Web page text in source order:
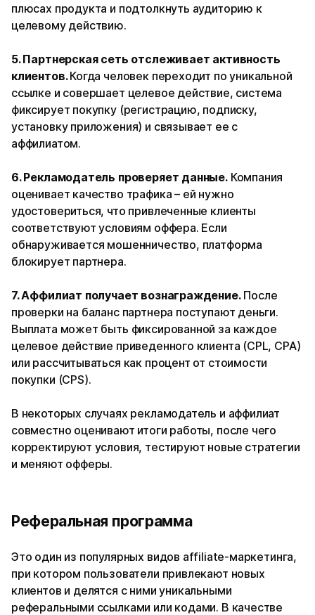
плюсах продукта и подтолкнуть аудиторию к
целевому действию.
5. Партнерская сеть отслеживает активность
клиентов.Когда человек переходит по уникальной
ссылке и совершает целевое действие, система
фиксирует покупку (регистрацию, подписку,
установку приложения) и связывает ее с
аффилиатом.
6. Рекламодатель проверяет данные.Компания
оценивает качество трафика – ей нужно
удостовериться, что привлеченные клиенты
соответствуют условиям оффера. Если
обнаруживается мошенничество, платформа
блокирует партнера.
7. Аффилиат получает вознаграждение.После
проверки на баланс партнера поступают деньги.
Выплата может быть фиксированной за каждое
целевое действие приведенного клиента (CPL, CPA)
или рассчитываться как процент от стоимости
покупки (CPS).
В некоторых случаях рекламодатель и аффилиат
совместно оценивают итоги работы, после чего
корректируют условия, тестируют новые стратегии
и меняют офферы.
Реферальная программа
Это один из популярных видов affiliate-маркетинга,
при котором пользователи привлекают новых
клиентов и делятся с ними уникальными
реферальными ссылками или кодами. В качестве